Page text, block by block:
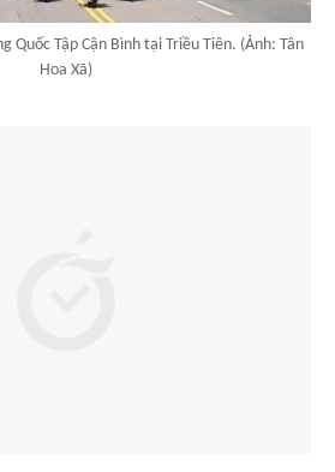
Quốc Tập Cận Bình tại Triều Tiên. (Ảnh: Tân
Hoa Xã)